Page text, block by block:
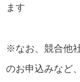
ます
※なお、競合他
のお申込みなど